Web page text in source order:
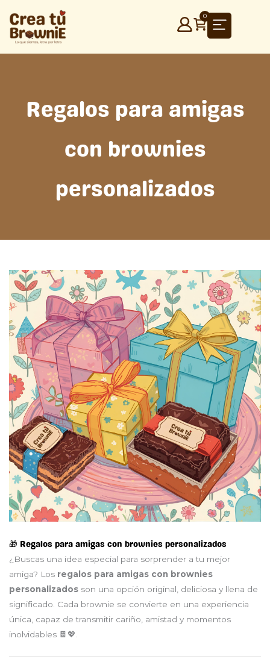
contenido
0
Regalos para amigas
con brownies
personalizados
🎁 Regalos para amigas con brownies personalizados
¿Buscas una idea especial para sorprender a tu mejor
amiga? Los regalos para amigas con brownies
personalizados son una opción original, deliciosa y llena de
significado. Cada brownie se convierte en una experiencia
única, capaz de transmitir cariño, amistad y momentos
inolvidables 🍫💖.